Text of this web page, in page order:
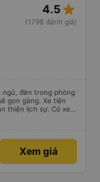
4.5 star_rate
(1798 đánh giá)
ngủ, đèn trong phòng
gọn gàng. Xe tiện
thiện lịch sự. Có xe
vé hợp lý. Nói
Xem giá